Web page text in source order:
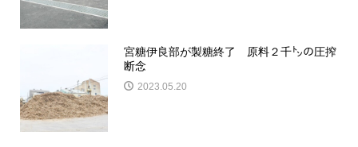
宮糖伊良部が製糖終了 原料２千㌧の圧搾
断念
2023.05.20